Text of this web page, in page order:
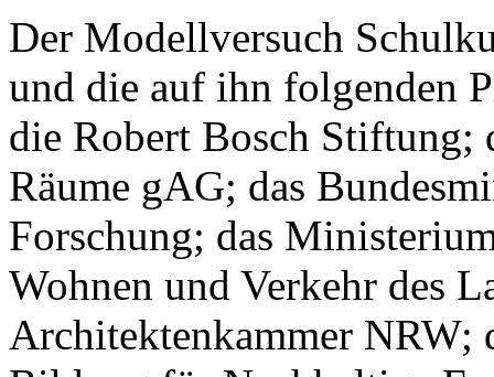
Der Modellversuch
und die auf ihn folgenden
die Robert Bosch
Räume gAG; das
Forschung; das
Wohnen und Verkehr des
Architektenkammer NRW;